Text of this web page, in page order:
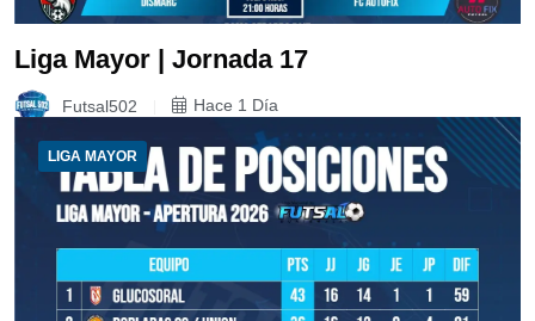
Liga Mayor | Jornada 17
Futsal502 Hace 1 Día
LIGA MAYOR